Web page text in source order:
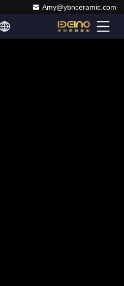
Amy@ybnceramic.com